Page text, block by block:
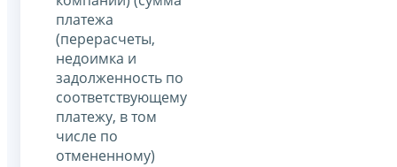
платежа
(перерасчеты,
недоимка и
задолженность по
соответствующему
платежу, в том
числе по
отмененному)